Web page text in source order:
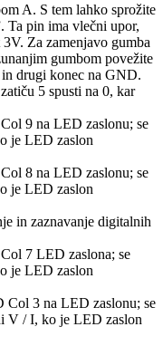
A. S tem lahko sprožite
Ta pin ima vlečni upor,
Za zamenjavo gumba
gumbom povežite
in drugi konec na GND.
5 spusti na 0, kar
9 na LED zaslonu; se
je LED zaslon
8 na LED zaslonu; se
je LED zaslon
in zaznavanje digitalnih
7 LED zaslona; se
je LED zaslon
3 na LED zaslonu; se
V / I, ko je LED zaslon